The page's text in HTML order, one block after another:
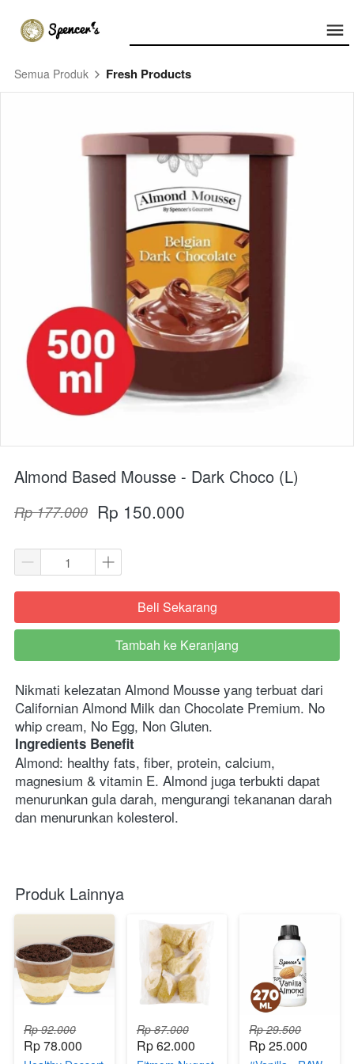
Semua Produk Fresh Products
Almond Based Mousse - Dark Choco (L)
Rp 177.000 Rp 150.000
`Beli Sekarang
`
Tambah ke Keranjang
Nikmati kelezatan Almond Mousse yang terbuat dari
Californian Almond Milk dan Chocolate Premium. No
whip cream, No Egg, Non Gluten.
Ingredients Benefit
Almond: healthy fats, fiber, protein, calcium,
magnesium & vitamin E. Almond juga terbukti dapat
menurunkan gula darah, mengurangi tekananan darah
dan menurunkan kolesterol.
Produk Lainnya
Rp 92.000
Rp 78.000
Rp 87.000
Rp 62.000
Rp 29.500
Rp 25.000